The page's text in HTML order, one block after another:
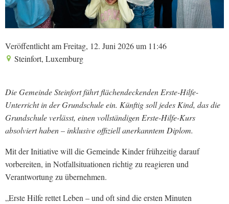
Veröffentlicht am Freitag, 12. Juni 2026 um 11:46
Steinfort, Luxemburg
Die Gemeinde Steinfort führt flächendeckenden Erste-Hilfe-
Unterricht in der Grundschule ein. Künftig soll jedes Kind, das die
Grundschule verlässt, einen vollständigen Erste-Hilfe-Kurs
absolviert haben – inklusive offiziell anerkanntem Diplom.
Mit der Initiative will die Gemeinde Kinder frühzeitig darauf
vorbereiten, in Notfallsituationen richtig zu reagieren und
Verantwortung zu übernehmen.
„Erste Hilfe rettet Leben – und oft sind die ersten Minuten